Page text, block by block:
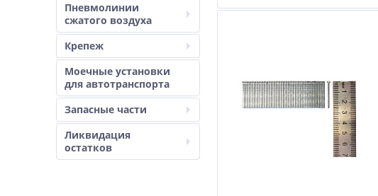
Пневмолинии
сжатого воздуха
Крепеж
Моечные установки
для автотранспорта
Запасные части
Ликвидация
остатков